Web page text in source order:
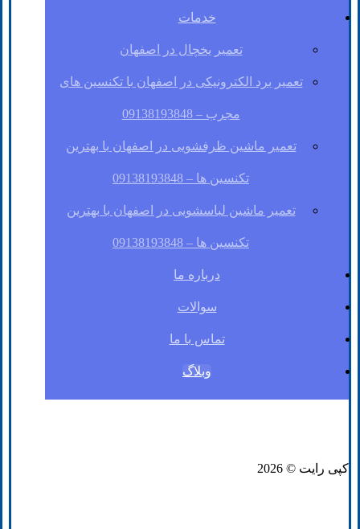
خدمات
تعمیر یخچال در اصفهان
تعمیر برد الکترونیکی در اصفهان با تکنسین های
مجرب – 09138193848
تعمیر ماشین ظرفشویی در اصفهان با بهترین
تکنسین ها – 09138193848
تعمیر ماشین لباسشویی در اصفهان با بهترین
تکنسین ها – 09138193848
درباره ما
سوالات
تماس با ما
وبلاگ
کپی رایت © 2026